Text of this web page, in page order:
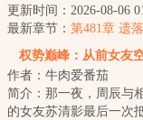
思很单纯：好好过日子
难测。老公是军...
更新时间：2026-08-06
最新章节： 第481章 遗
权势巅峰：从前女友
作者：牛肉爱番茄
简介：那一夜，周辰与
的女友苏清影最后一次